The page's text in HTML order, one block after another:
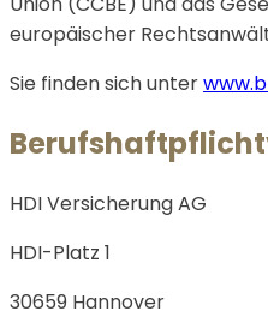
europäischer
Sie finden sich unter
HDI Versicherung AG
HDI-Platz 1
30659 Hannover